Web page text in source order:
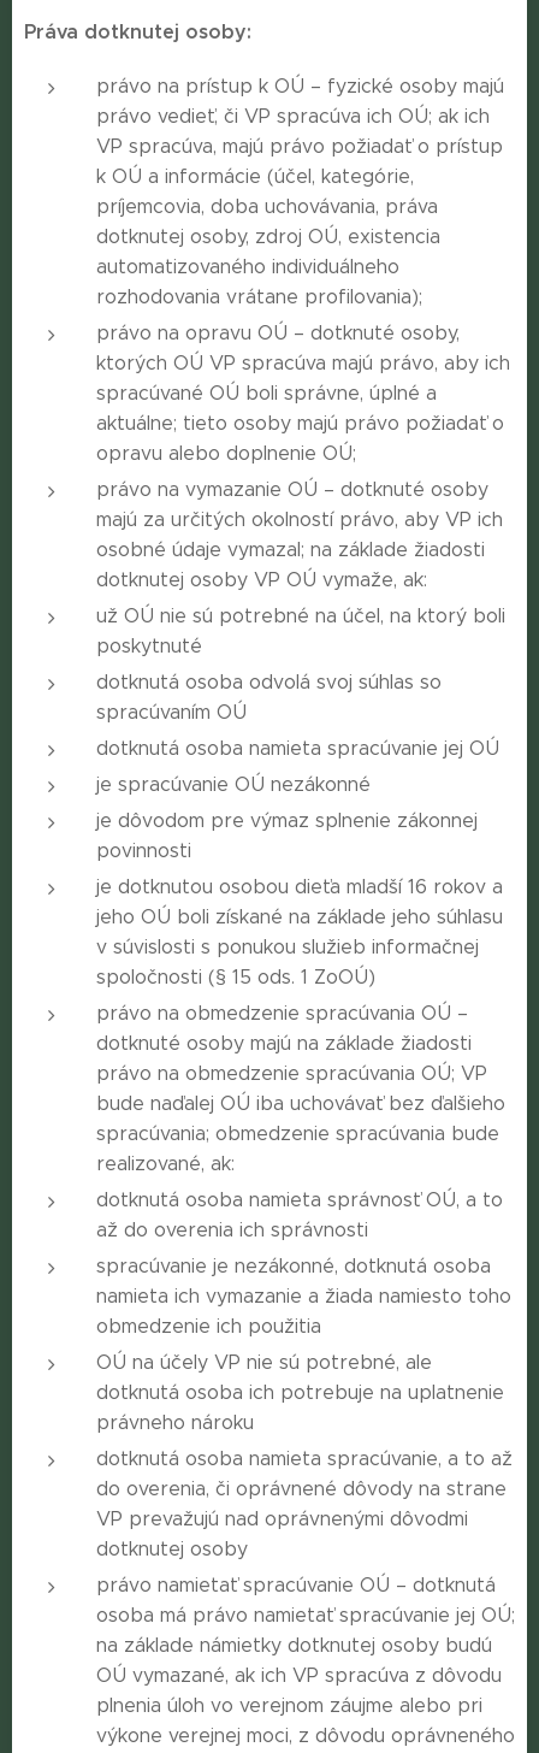
Práva dotknutej osoby:
právo na prístup k OÚ – fyzické osoby majú
právo vedieť, či VP spracúva ich OÚ; ak ich
VP spracúva, majú právo požiadať o prístup
k OÚ a informácie (účel, kategórie,
príjemcovia, doba uchovávania, práva
dotknutej osoby, zdroj OÚ, existencia
automatizovaného individuálneho
rozhodovania vrátane profilovania);
právo na opravu OÚ – dotknuté osoby,
ktorých OÚ VP spracúva majú právo, aby ich
spracúvané OÚ boli správne, úplné a
aktuálne; tieto osoby majú právo požiadať o
opravu alebo doplnenie OÚ;
právo na vymazanie OÚ – dotknuté osoby
majú za určitých okolností právo, aby VP ich
osobné údaje vymazal; na základe žiadosti
dotknutej osoby VP OÚ vymaže, ak:
už OÚ nie sú potrebné na účel, na ktorý boli
poskytnuté
dotknutá osoba odvolá svoj súhlas so
spracúvaním OÚ
dotknutá osoba namieta spracúvanie jej OÚ
je spracúvanie OÚ nezákonné
je dôvodom pre výmaz splnenie zákonnej
povinnosti
je dotknutou osobou dieťa mladší 16 rokov a
jeho OÚ boli získané na základe jeho súhlasu
v súvislosti s ponukou služieb informačnej
spoločnosti (§ 15 ods. 1 ZoOÚ)
právo na obmedzenie spracúvania OÚ –
dotknuté osoby majú na základe žiadosti
právo na obmedzenie spracúvania OÚ; VP
bude naďalej OÚ iba uchovávať bez ďalšieho
spracúvania; obmedzenie spracúvania bude
realizované, ak:
dotknutá osoba namieta správnosť OÚ, a to
až do overenia ich správnosti
spracúvanie je nezákonné, dotknutá osoba
namieta ich vymazanie a žiada namiesto toho
obmedzenie ich použitia
OÚ na účely VP nie sú potrebné, ale
dotknutá osoba ich potrebuje na uplatnenie
právneho nároku
dotknutá osoba namieta spracúvanie, a to až
do overenia, či oprávnené dôvody na strane
VP prevažujú nad oprávnenými dôvodmi
dotknutej osoby
právo namietať spracúvanie OÚ – dotknutá
osoba má právo namietať spracúvanie jej OÚ;
na základe námietky dotknutej osoby budú
OÚ vymazané, ak ich VP spracúva z dôvodu
plnenia úloh vo verejnom záujme alebo pri
výkone verejnej moci, z dôvodu oprávneného